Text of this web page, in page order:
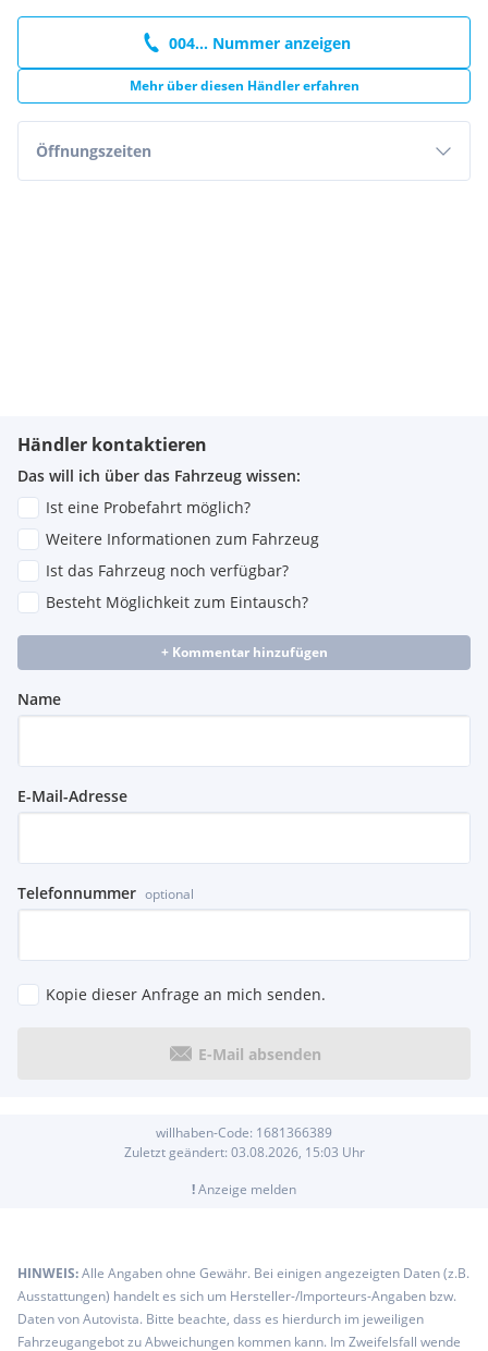
004... Nummer anzeigen
Mehr über diesen Händler erfahren
Öffnungszeiten
Händler kontaktieren
Das will ich über das Fahrzeug wissen:
Ist eine Probefahrt möglich?
Weitere Informationen zum Fahrzeug
Ist das Fahrzeug noch verfügbar?
Besteht Möglichkeit zum Eintausch?
+ Kommentar hinzufügen
Name
E-Mail-Adresse
Telefonnummer optional
Kopie dieser Anfrage an mich senden.
E-Mail absenden
willhaben-Code: 1681366389
Zuletzt geändert: 03.08.2026, 15:03 Uhr
!Anzeige melden
HINWEIS:Alle Angaben ohne Gewähr. Bei einigen angezeigten Daten (z.B.
Ausstattungen) handelt es sich um Hersteller-/Importeurs-Angaben bzw.
Daten von Autovista. Bitte beachte, dass es hierdurch im jeweiligen
Fahrzeugangebot zu Abweichungen kommen kann. Im Zweifelsfall wende